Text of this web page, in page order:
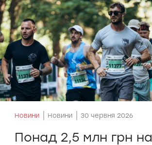
Новини Новини 30 червня 2026
Понад 2,5 млн грн на